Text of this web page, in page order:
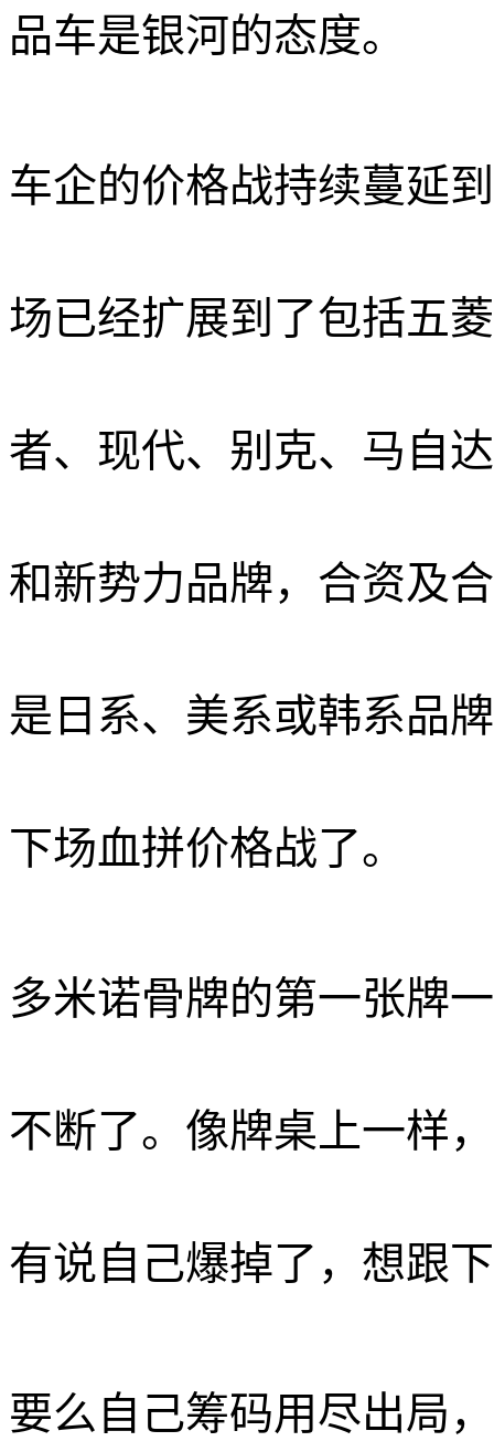
品车是银河的态度。
车企的价格战持续蔓延
场已经扩展到了包括五
者、现代、别克、马自
和新势力品牌，合资及
是日系、美系或韩系品
下场血拼价格战了。
多米诺骨牌的第一张牌
不断了。像牌桌上一样
有说自己爆掉了，想跟
要么自己筹码用尽出局